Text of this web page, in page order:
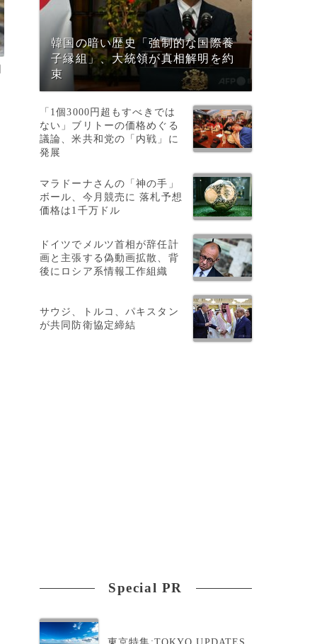
韓国の暗い歴史「強制的な国際養
子縁組」、大統領が真相解明を約
束
「1個3000円超もすべきでは
ない」ブリトーの価格めぐる
議論、米共和党の「内戦」に
発展
マラドーナさんの「神の手」
ボール、今月競売に 落札予想
価格は1千万ドル
ドイツでメルツ首相が辞任計
画と主張する偽動画拡散、背
後にロシア系情報工作組織
サウジ、トルコ、パキスタン
が共同防衛協定締結
Special PR
東京特集:TOKYO UPDATES